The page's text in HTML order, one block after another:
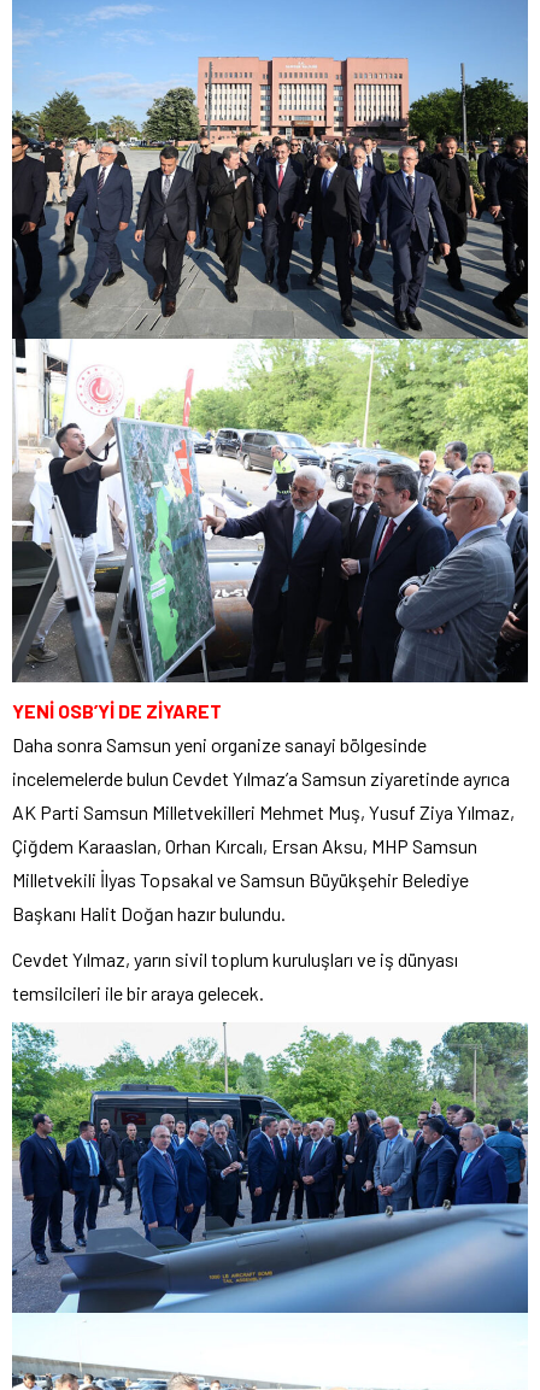
YENİ OSB’Yİ DE ZİYARET
Daha sonra Samsun yeni organize sanayi bölgesinde
incelemelerde bulun Cevdet Yılmaz’a Samsun ziyaretinde ayrıca
AK Parti Samsun Milletvekilleri Mehmet Muş, Yusuf Ziya Yılmaz,
Çiğdem Karaaslan, Orhan Kırcalı, Ersan Aksu, MHP Samsun
Milletvekili İlyas Topsakal ve Samsun Büyükşehir Belediye
Başkanı Halit Doğan hazır bulundu.
Cevdet Yılmaz, yarın sivil toplum kuruluşları ve iş dünyası
temsilcileri ile bir araya gelecek.